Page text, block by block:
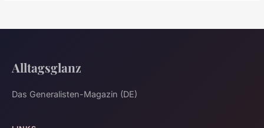
Alltagsglanz
Das Generalisten-Magazin (DE)